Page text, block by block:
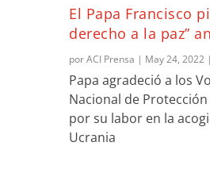
El Papa Francisco
derecho a la paz”
porACI Prensa | May 24, 2022 |
Papa agradeció a los
Nacional de
por su labor en la
Ucrania